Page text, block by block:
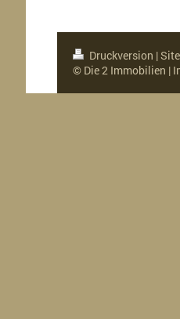
Druckversion |
© Die 2 Immobilien |